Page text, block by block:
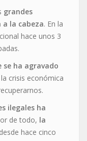
grandes
a la cabeza. En la
hace unos 3
se ha agravado
crisis económica
ilegales ha
de todo, la
hace cinco